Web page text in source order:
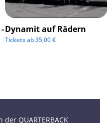
Dynamit auf Rädern
Tickets ab35,00€
QUARTERBACK